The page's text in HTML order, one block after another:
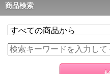
商品検索